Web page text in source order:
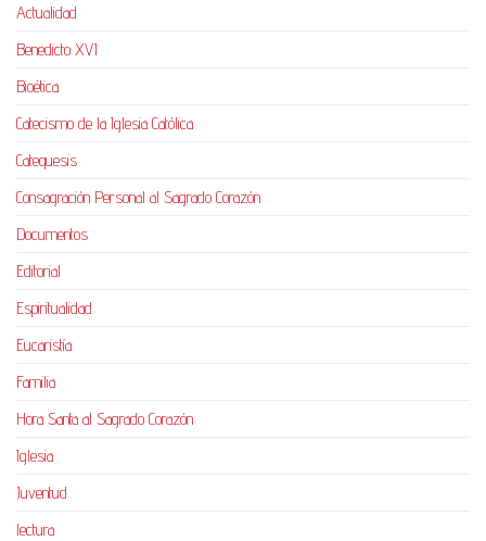
Actualidad
Benedicto XVI
Bioética
Catecismo de la Iglesia Católica
Catequesis
Consagración Personal al Sagrado Corazón
Documentos
Editorial
Espiritualidad
Eucaristía
Familia
Hora Santa al Sagrado Corazón
Iglesia
Juventud
lectura